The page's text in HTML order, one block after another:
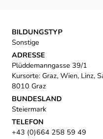
BILDUNGSTYP
Sonstige
ADRESSE
Plüddemanngasse 39/1
Kursorte: Graz, Wien, Linz,
8010 Graz
BUNDESLAND
Steiermark
TELEFON
+43 (0)664 258 59 49